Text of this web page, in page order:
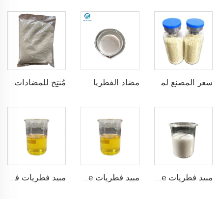
مبيد فطريات Difenoconazole يحتوي على 25% SC سائل ذو كفاءة عالية مبيد فطريات Difenoconazole شائع البيع بنسبة 25% EC سائل بسعر المصنع مبيد فطريات فعال Triadimefon بنسبة 25% EC Triadimefon EC